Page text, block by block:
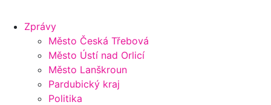
Zprávy
Město Česká Třebová
Město Ústí nad Orlicí
Město Lanškroun
Pardubický kraj
Politika